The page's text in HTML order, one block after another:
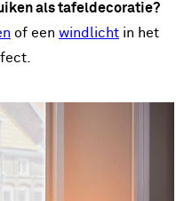
als tafeldecoratie?
of een windlicht in het